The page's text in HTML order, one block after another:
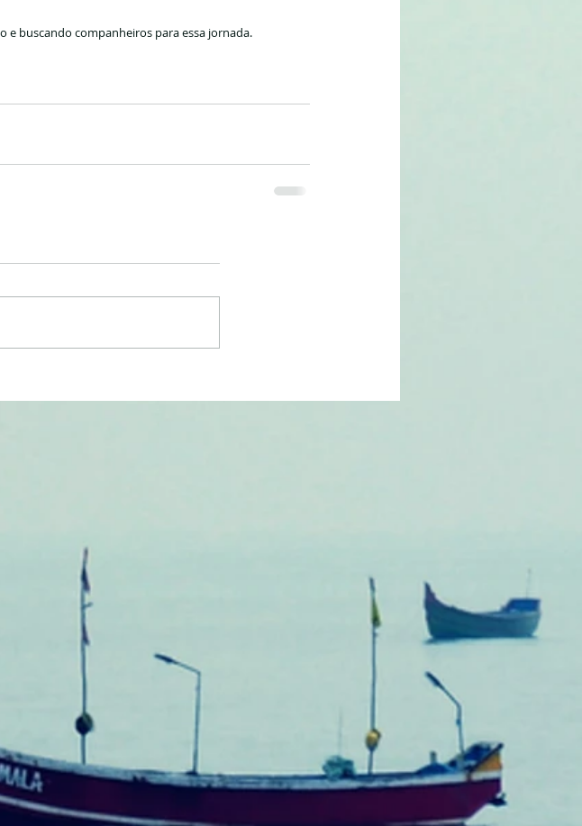
e buscando companheiros para essa jornada.